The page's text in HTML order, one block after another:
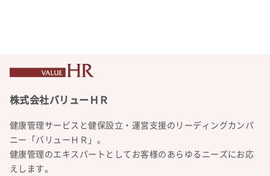
健康管理サービスと健保設立・運営支援のリーディングカンパ
ニー「バリューＨＲ」。
健康管理のエキスパートとしてお客様のあらゆるニーズにお応
えします。